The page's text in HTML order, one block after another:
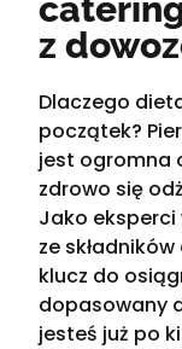
z
Dlaczego
początek?
jest ogromna
zdrowo się
Jako eksperci
ze
klucz do
dopasowany
jesteś już po